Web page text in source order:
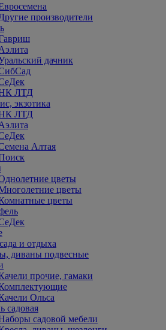
Другие производители
дачник
ЛТД
экзотика
ЛТД
Алтая
цветы
цветы
цветы
и отдыха
диваны подвесные
прочие, гамаки
Ольса
садовая
садовой мебели